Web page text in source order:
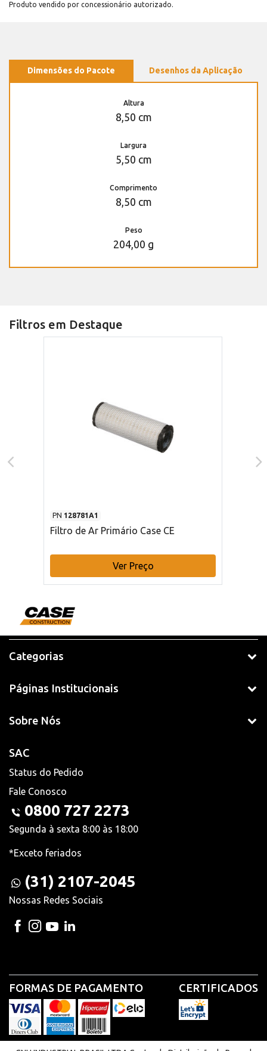
Produto vendido por concessionário autorizado.
Dimensões do Pacote Desenhos da Aplicação
Altura
8,50 cm
Largura
5,50 cm
Comprimento
8,50 cm
Peso
204,00 g
Filtros em Destaque
PN 128781A1
Filtro de Ar Primário Case CE
Ver Preço
Categorias
Páginas Institucionais
Sobre Nós
SAC
Status do Pedido
Fale Conosco
0800 727 2273
Segunda à sexta 8:00 às 18:00
*Exceto feriados
(31) 2107-2045
Nossas Redes Sociais
FORMAS DE PAGAMENTO CERTIFICADOS